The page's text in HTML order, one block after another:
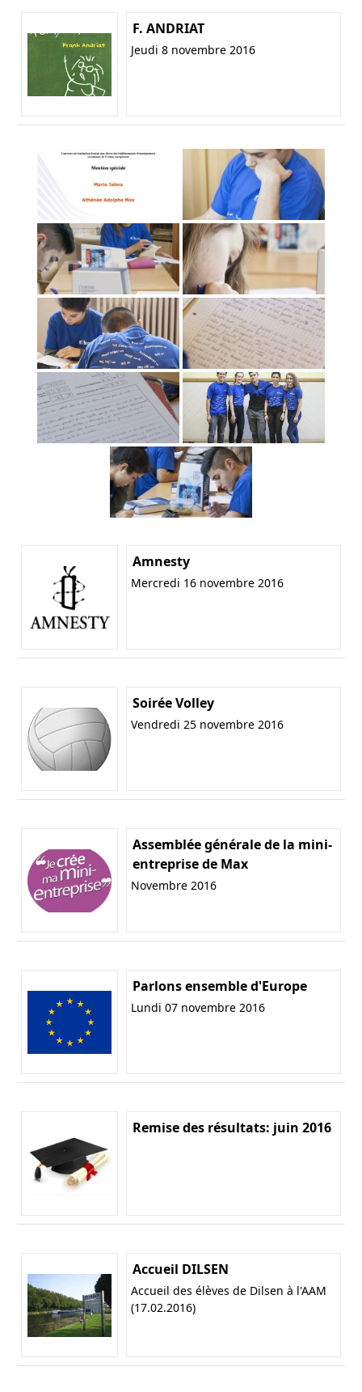
F. ANDRIAT
Jeudi 8 novembre 2016
Amnesty
Mercredi 16 novembre 2016
Soirée Volley
Vendredi 25 novembre 2016
Assemblée générale de la mini-
entreprise de Max
Novembre 2016
Parlons ensemble d'Europe
Lundi 07 novembre 2016
Remise des résultats: juin 2016
Accueil DILSEN
Accueil des élèves de Dilsen à l'AAM
(17.02.2016)